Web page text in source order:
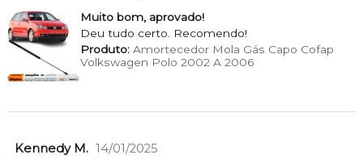
Muito bom, aprovado!
Deu tudo certo. Recomendo!
Produto:Amortecedor Mola Gás Capo Cofap
Volkswagen Polo 2002 A 2006
Kennedy M. 14/01/2025